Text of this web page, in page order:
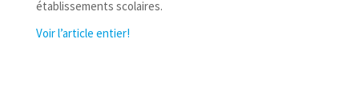
établissements scolaires.
Voir l’article entier!